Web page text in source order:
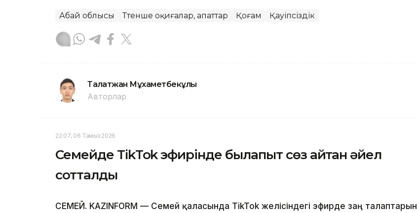
Абай облысы Төтенше оқиғалар, апаттар Қоғам Қауіпсіздік
Талғатжан Мұхаметбекұлы
Авторлар
22:07, 06 Тамыз 2026
Семейде TikTok эфирінде былапыт сөз айтқан әйел
сотталды
СЕМЕЙ. KAZINFORM — Семей қаласында TikTok желісіндегі эфирде заң талаптарын